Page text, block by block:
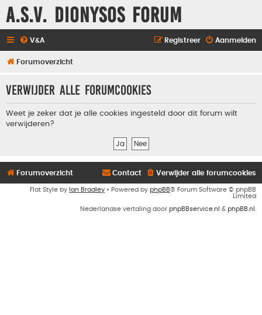
A.S.V. Dionysos Forum
V&A Aanmelden
Registreer
Forumoverzicht
Verwijder alle forumcookies
Weet je zeker dat je alle cookies ingesteld door dit forum wilt
verwijderen?
Forumoverzicht Verwijder alle forumcookies
Contact
Flat Style by Ian Bradley • Powered by phpBB® Forum Software © phpBB
Limited
Nederlandse vertaling door phpBBservice.nl & phpBB.nl